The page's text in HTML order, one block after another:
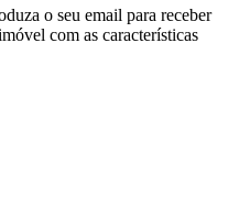
o seu email para receber
com as características